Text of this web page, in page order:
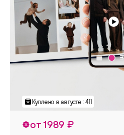
Куплено в августе : 411
от 1989 ₽